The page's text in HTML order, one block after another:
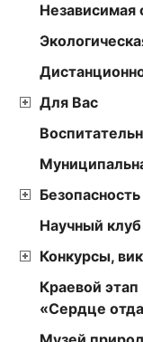
Независимая
Для Вас
Безопасность
Научный
Конкурсы,
Краевой этап
«Сердце